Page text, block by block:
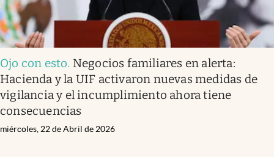
Ojo con esto. Negocios familiares en alerta:
Hacienda y la UIF activaron nuevas medidas de
vigilancia y el incumplimiento ahora tiene
consecuencias
miércoles, 22 de Abril de 2026